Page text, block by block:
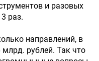
и разовых
раз.
направлений, в
рублей. Так что